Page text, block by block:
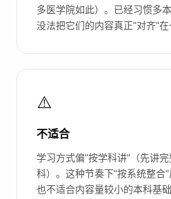
多医学院如此）。已经习惯多
没法把它们的内容真正"对齐"在
⚠️
不适合
学习方式偏"按学科讲"（先讲
科）。这种节奏下"按系统整合"
也不适合内容量较小的本科基